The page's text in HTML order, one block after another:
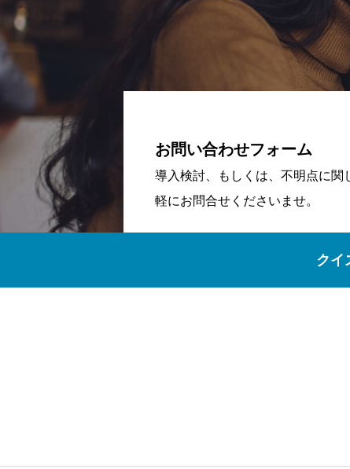
お問い合わせフォーム
導入検討、もしくは、不明点に関
軽にお問合せくださいませ。
クイ